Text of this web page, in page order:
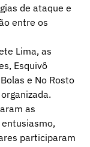
de ataque e
entre os
Lima, as
Esquivô
e No Rosto
as
participaram